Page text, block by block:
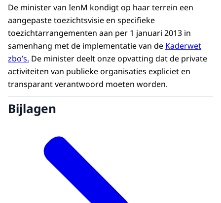
De minister van IenM kondigt op haar terrein een
aangepaste toezichtsvisie en specifieke
toezichtarrangementen aan per 1 januari 2013 in
samenhang met de implementatie van de Kaderwet
zbo’s. De minister deelt onze opvatting dat de private
activiteiten van publieke organisaties expliciet en
transparant verantwoord moeten worden.
Bijlagen